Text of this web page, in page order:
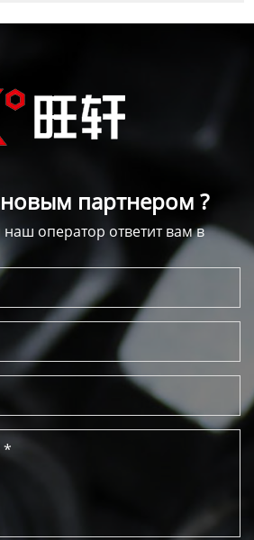
новым партнером ?
оператор ответит вам в